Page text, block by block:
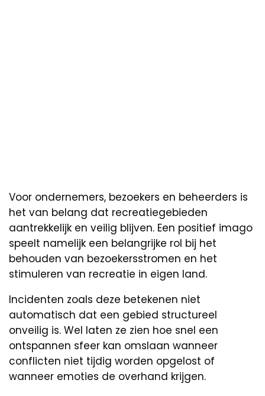
Voor ondernemers, bezoekers en beheerders is
het van belang dat recreatiegebieden
aantrekkelijk en veilig blijven. Een positief imago
speelt namelijk een belangrijke rol bij het
behouden van bezoekersstromen en het
stimuleren van recreatie in eigen land.
Incidenten zoals deze betekenen niet
automatisch dat een gebied structureel
onveilig is. Wel laten ze zien hoe snel een
ontspannen sfeer kan omslaan wanneer
conflicten niet tijdig worden opgelost of
wanneer emoties de overhand krijgen.